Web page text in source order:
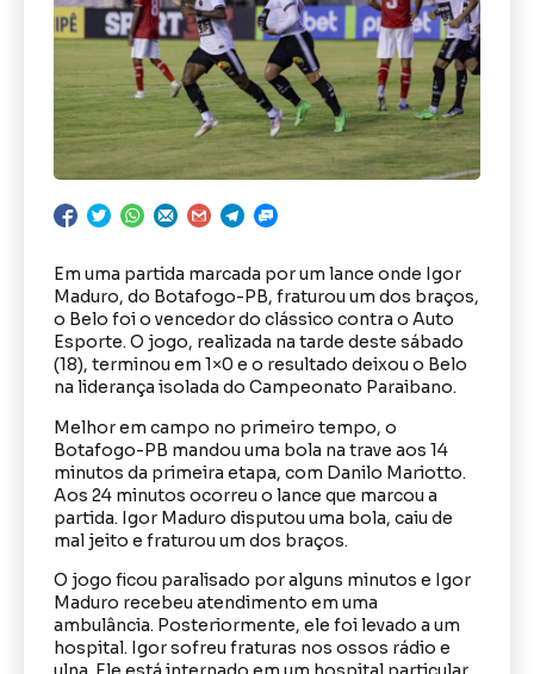
Em uma partida marcada por um lance onde Igor
Maduro, do Botafogo-PB, fraturou um dos braços,
o Belo foi o vencedor do clássico contra o Auto
Esporte. O jogo, realizada na tarde deste sábado
(18), terminou em 1×0 e o resultado deixou o Belo
na liderança isolada do Campeonato Paraibano.
Melhor em campo no primeiro tempo, o
Botafogo-PB mandou uma bola na trave aos 14
minutos da primeira etapa, com Danilo Mariotto.
Aos 24 minutos ocorreu o lance que marcou a
partida. Igor Maduro disputou uma bola, caiu de
mal jeito e fraturou um dos braços.
O jogo ficou paralisado por alguns minutos e Igor
Maduro recebeu atendimento em uma
ambulância. Posteriormente, ele foi levado a um
hospital. Igor sofreu fraturas nos ossos rádio e